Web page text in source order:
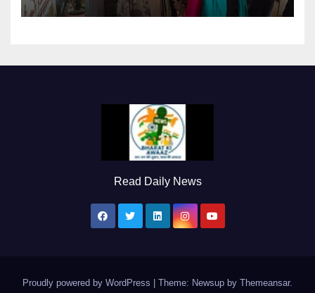
Read Daily News
Proudly powered by WordPress Theme: Newsup by Themeansar.